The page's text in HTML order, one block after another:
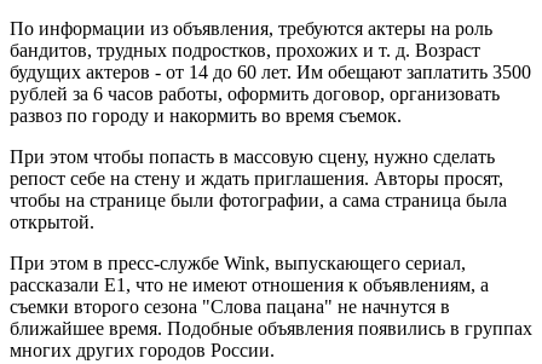
По информации из объявления, требуются актеры на роль
бандитов, трудных подростков, прохожих и т. д. Возраст
будущих актеров - от 14 до 60 лет. Им обещают заплатить 3500
рублей за 6 часов работы, оформить договор, организовать
развоз по городу и накормить во время съемок.
При этом чтобы попасть в массовую сцену, нужно сделать
репост себе на стену и ждать приглашения. Авторы просят,
чтобы на странице были фотографии, а сама страница была
открытой.
При этом в пресс-службе Wink, выпускающего сериал,
рассказали Е1, что не имеют отношения к объявлениям, а
съемки второго сезона "Слова пацана" не начнутся в
ближайшее время. Подобные объявления появились в группах
многих других городов России.